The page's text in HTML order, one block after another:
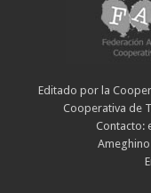
Editado por la
Cooperativa de
Contacto: